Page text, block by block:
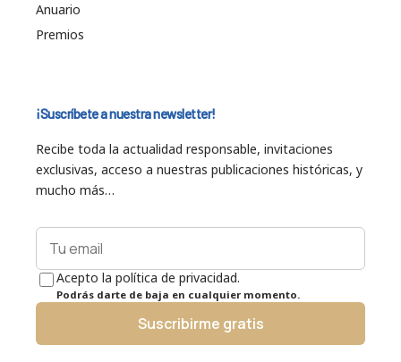
Anuario
Premios
¡Suscríbete a nuestra newsletter!
Recibe toda la actualidad responsable, invitaciones
exclusivas, acceso a nuestras publicaciones históricas, y
mucho más…
Acepto la política de privacidad.
Podrás darte de baja en cualquier momento.
Suscribirme gratis